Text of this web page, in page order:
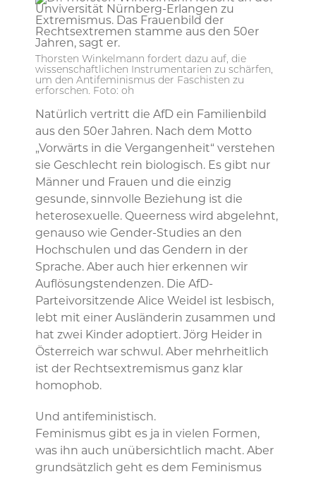
Thorsten Winkelmann fordert dazu auf, die
wissenschaftlichen Instrumentarien zu schärfen,
um den Antifeminismus der Faschisten zu
erforschen. Foto: oh
Natürlich vertritt die AfD ein Familienbild
aus den 50er Jahren. Nach dem Motto
„Vorwärts in die Vergangenheit“ verstehen
sie Geschlecht rein biologisch. Es gibt nur
Männer und Frauen und die einzig
gesunde, sinnvolle Beziehung ist die
heterosexuelle. Queerness wird abgelehnt,
genauso wie Gender-Studies an den
Hochschulen und das Gendern in der
Sprache. Aber auch hier erkennen wir
Auflösungstendenzen. Die AfD-
Parteivorsitzende Alice Weidel ist lesbisch,
lebt mit einer Ausländerin zusammen und
hat zwei Kinder adoptiert. Jörg Heider in
Österreich war schwul. Aber mehrheitlich
ist der Rechtsextremismus ganz klar
homophob.
Und antifeministisch.
Feminismus gibt es ja in vielen Formen,
was ihn auch unübersichtlich macht. Aber
grundsätzlich geht es dem Feminismus